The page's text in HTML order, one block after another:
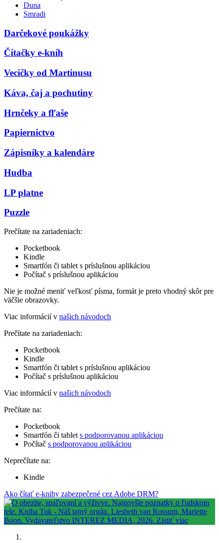
Duna
Smradi
Darčekové poukážky
Čítačky e-kníh
Vecičky od Martinusu
Káva, čaj a pochutiny
Hrnčeky a fľaše
Papiernictvo
Zápisníky a kalendáre
Hudba
LP platne
Puzzle
Prečítate na zariadeniach:
Pocketbook
Kindle
Smartfón či tablet s príslušnou aplikáciou
Počítač s príslušnou aplikáciou
Nie je možné meniť veľkosť písma, formát je preto vhodný skôr pre
väčšie obrazovky.
Viac informácií v našich návodoch
Prečítate na zariadeniach:
Pocketbook
Kindle
Smartfón či tablet s príslušnou aplikáciou
Počítač s príslušnou aplikáciou
Viac informácií v našich návodoch
Prečítate na:
Pocketbook
Smartfón či tablet s podporovanou aplikáciou
Počítač s podporovanou aplikáciou
Neprečítate na:
Kindle
Ako čítať e-knihy zabezpečené cez Adobe DRM?